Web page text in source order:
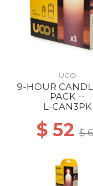
UCO
9-HOUR
PACK --
L-CAN3PK
$ 52$